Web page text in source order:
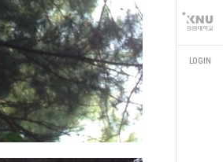
LOGIN